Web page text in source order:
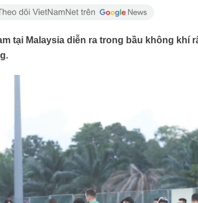
tại Malaysia diễn ra trong bầu không khí